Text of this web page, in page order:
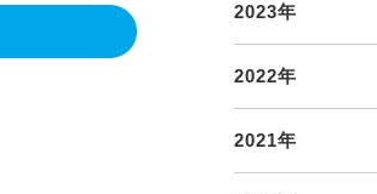
2023年
2022年
2021年